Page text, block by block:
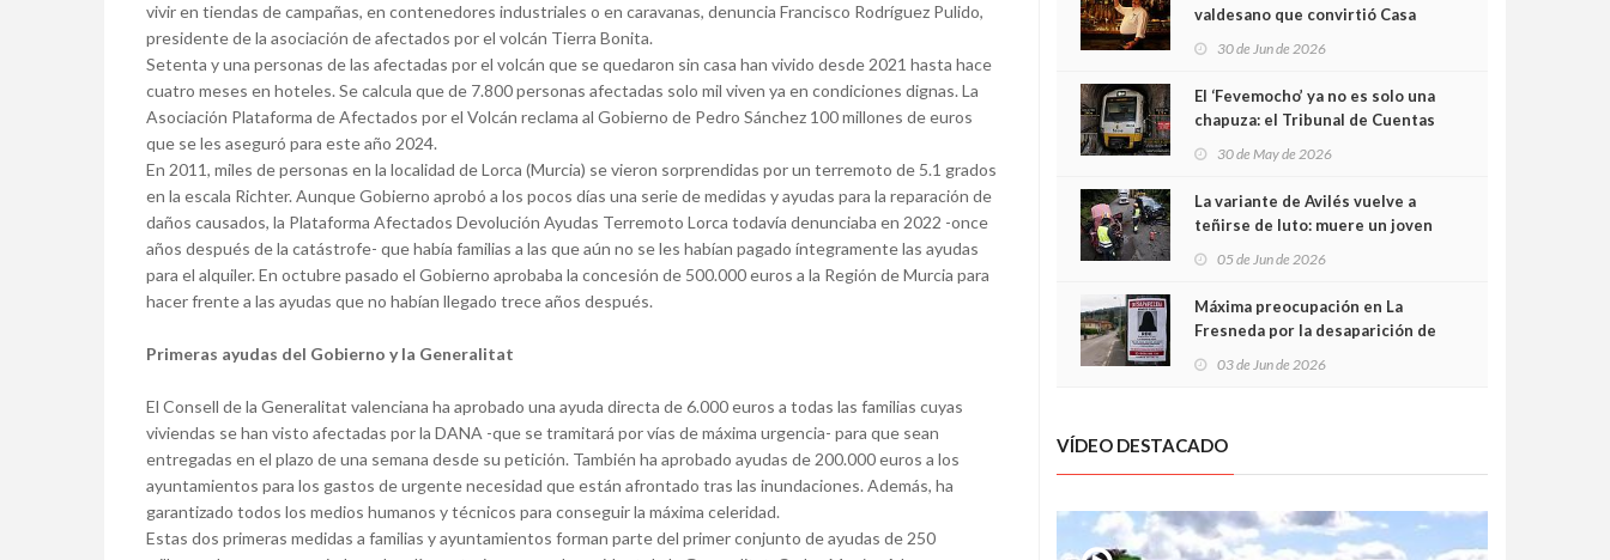
vivir en tiendas de campañas, en contenedores industriales o en caravanas, denuncia Francisco Rodríguez Pulido,
presidente de la asociación de afectados por el volcán Tierra Bonita.
Setenta y una personas de las afectadas por el volcán que se quedaron sin casa han vivido desde 2021 hasta hace
cuatro meses en hoteles. Se calcula que de 7.800 personas afectadas solo mil viven ya en condiciones dignas. La
Asociación Plataforma de Afectados por el Volcán reclama al Gobierno de Pedro Sánchez 100 millones de euros
que se les aseguró para este año 2024.
En 2011, miles de personas en la localidad de Lorca (Murcia) se vieron sorprendidas por un terremoto de 5.1 grados
en la escala Richter. Aunque Gobierno aprobó a los pocos días una serie de medidas y ayudas para la reparación de
daños causados, la Plataforma Afectados Devolución Ayudas Terremoto Lorca todavía denunciaba en 2022 -once
años después de la catástrofe- que había familias a las que aún no se les habían pagado íntegramente las ayudas
para el alquiler. En octubre pasado el Gobierno aprobaba la concesión de 500.000 euros a la Región de Murcia para
hacer frente a las ayudas que no habían llegado trece años después.
Primeras ayudas del Gobierno y la Generalitat
El Consell de la Generalitat valenciana ha aprobado una ayuda directa de 6.000 euros a todas las familias cuyas
viviendas se han visto afectadas por la DANA -que se tramitará por vías de máxima urgencia- para que sean
entregadas en el plazo de una semana desde su petición. También ha aprobado ayudas de 200.000 euros a los
ayuntamientos para los gastos de urgente necesidad que están afrontado tras las inundaciones. Además, ha
garantizado todos los medios humanos y técnicos para conseguir la máxima celeridad.
Estas dos primeras medidas a familias y ayuntamientos forman parte del primer conjunto de ayudas de 250
valdesano que convirtió Casa
30 de Jun de 2026
El ‘Fevemocho’ ya no es solo una
chapuza: el Tribunal de Cuentas
sobrecoste de los trenes que no
cabían por los túneles
30 de May de 2026
La variante de Avilés vuelve a
teñirse de luto: muere un joven
05 de Jun de 2026
Máxima preocupación en La
Fresneda por la desaparición de
03 de Jun de 2026
VÍDEO DESTACADO